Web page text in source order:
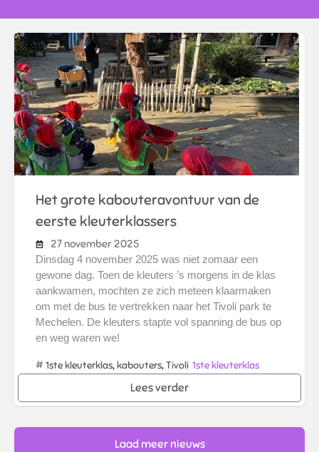
Het grote kabouteravontuur van de
eerste kleuterklassers
27 november 2025
Dinsdag 4 november 2025 was niet zomaar een
gewone dag. Toen de kleuters ’s morgens in de klas
aankwamen, mochten ze zich meteen klaarmaken
om met de bus te vertrekken naar het Tivoli park te
Mechelen. De kleuters stapte vol spanning de bus op
en weg waren we!
# 1ste kleuterklas,kabouters,Tivoli 1ste kleuterklas
Lees verder
Laad meer nieuws